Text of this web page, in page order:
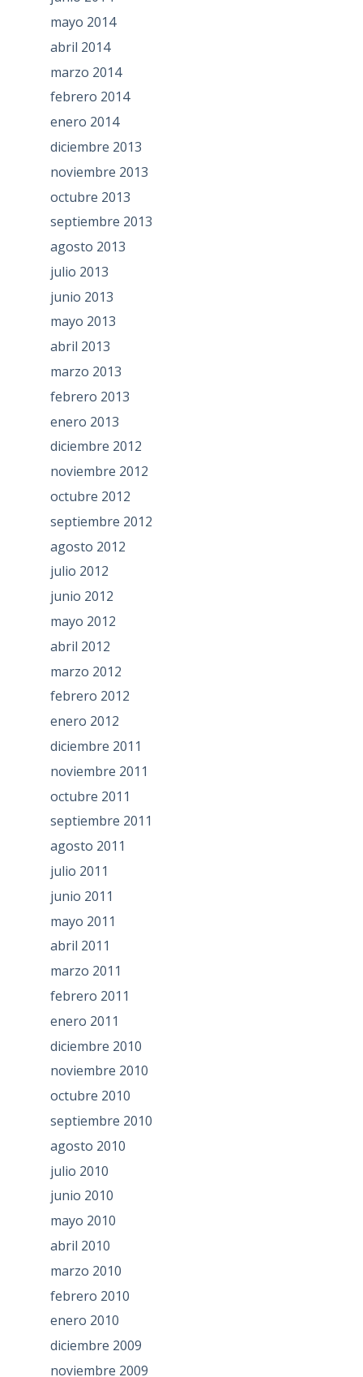
mayo 2014
abril 2014
marzo 2014
febrero 2014
enero 2014
diciembre 2013
noviembre 2013
octubre 2013
septiembre 2013
agosto 2013
julio 2013
junio 2013
mayo 2013
abril 2013
marzo 2013
febrero 2013
enero 2013
diciembre 2012
noviembre 2012
octubre 2012
septiembre 2012
agosto 2012
julio 2012
junio 2012
mayo 2012
abril 2012
marzo 2012
febrero 2012
enero 2012
diciembre 2011
noviembre 2011
octubre 2011
septiembre 2011
agosto 2011
julio 2011
junio 2011
mayo 2011
abril 2011
marzo 2011
febrero 2011
enero 2011
diciembre 2010
noviembre 2010
octubre 2010
septiembre 2010
agosto 2010
julio 2010
junio 2010
mayo 2010
abril 2010
marzo 2010
febrero 2010
enero 2010
diciembre 2009
noviembre 2009